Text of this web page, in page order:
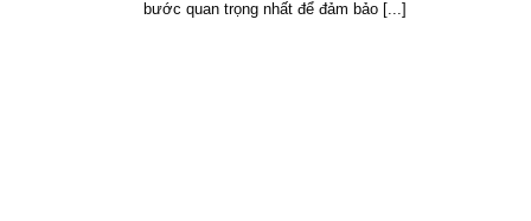
bước quan trọng nhất để đảm bảo [...]